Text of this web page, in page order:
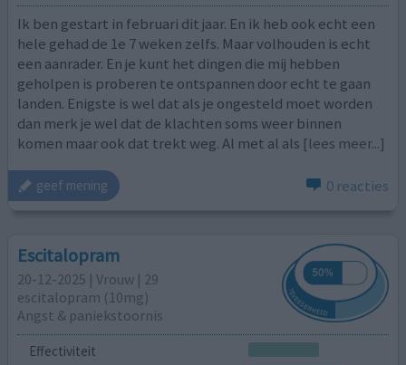
Ik ben gestart in februari dit jaar. En ik heb ook echt een
hele gehad de 1e 7 weken zelfs. Maar volhouden is echt
een aanrader. En je kunt het dingen die mij hebben
geholpen is proberen te ontspannen door echt te gaan
landen. Enigste is wel dat als je ongesteld moet worden
dan merk je wel dat de klachten soms weer binnen
komen maar ook dat trekt weg. Al met al als [lees meer...]
geef mening 0 reacties
Escitalopram
20-12-2025 | Vrouw | 29
escitalopram (10mg)
Angst & paniekstoornis
Effectiviteit